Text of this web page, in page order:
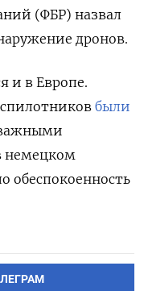
(ФБР) назвал
дронов.
и в Европе.
были
важными
немецком
обеспокоенность